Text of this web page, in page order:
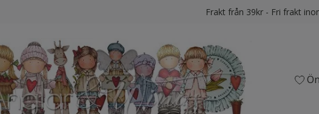
Frakt från 39kr - Fri frakt